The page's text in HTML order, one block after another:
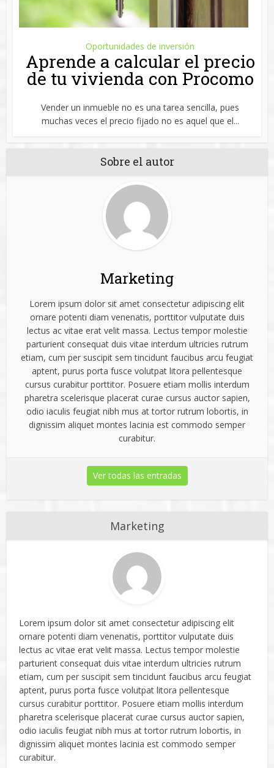
Oportunidades de inversión
Aprende a calcular el precio
de tu vivienda con Procomo
Vender un inmueble no es una tarea sencilla, pues
muchas veces el precio fijado no es aquel que el...
Sobre el autor
Marketing
Lorem ipsum dolor sit amet consectetur adipiscing elit
ornare potenti diam venenatis, porttitor vulputate duis
lectus ac vitae erat velit massa. Lectus tempor molestie
parturient consequat duis vitae interdum ultricies rutrum
etiam, cum per suscipit sem tincidunt faucibus arcu feugiat
aptent, purus porta fusce volutpat litora pellentesque
cursus curabitur porttitor. Posuere etiam mollis interdum
pharetra scelerisque placerat curae cursus auctor sapien,
odio iaculis feugiat nibh mus at tortor rutrum lobortis, in
dignissim aliquet montes lacinia est commodo semper
curabitur.
Ver todas las entradas
Marketing
Lorem ipsum dolor sit amet consectetur adipiscing elit
ornare potenti diam venenatis, porttitor vulputate duis
lectus ac vitae erat velit massa. Lectus tempor molestie
parturient consequat duis vitae interdum ultricies rutrum
etiam, cum per suscipit sem tincidunt faucibus arcu feugiat
aptent, purus porta fusce volutpat litora pellentesque
cursus curabitur porttitor. Posuere etiam mollis interdum
pharetra scelerisque placerat curae cursus auctor sapien,
odio iaculis feugiat nibh mus at tortor rutrum lobortis, in
dignissim aliquet montes lacinia est commodo semper
curabitur.